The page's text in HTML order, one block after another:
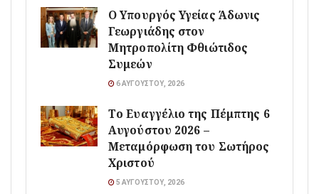
O Υπουργός Υγείας Άδωνις
Γεωργιάδης στον
Μητροπολίτη Φθιώτιδος
Συμεών
6 ΑΥΓΟΎΣΤΟΥ, 2026
Το Ευαγγέλιο της Πέμπτης 6
Αυγούστου 2026 –
Μεταμόρφωση του Σωτήρος
Χριστού
5 ΑΥΓΟΎΣΤΟΥ, 2026